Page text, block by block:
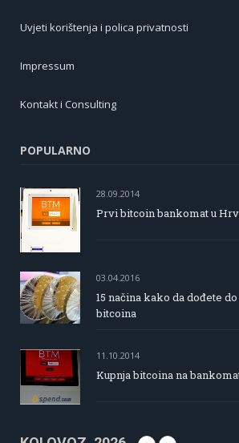
Uvjeti korištenja i polica privatnosti
Impressum
Kontakt i Consulting
POPULARNO
28.09.2014
Prvi bitcoin bankomat u
03.04.2016
15 načina kako da dođete
bitcoina
11.10.2014
Kupnja bitcoina na